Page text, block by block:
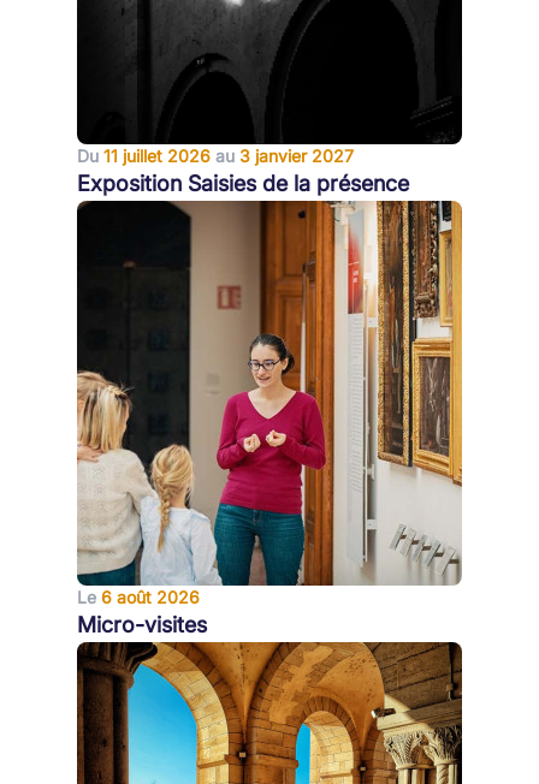
Du 11 juillet 2026 au 3 janvier 2027
Exposition Saisies de la présence
Le 6 août 2026
Micro-visites